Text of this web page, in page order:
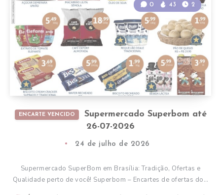
ENCARTE VENCIDO
Supermercado Superbom até
26-07-2026
0 43 2
24 de julho de 2026
Supermercado SuperBom em Brasília: Tradição, Ofertas e
Qualidade perto de você! Superbom – Encartes de ofertas do…